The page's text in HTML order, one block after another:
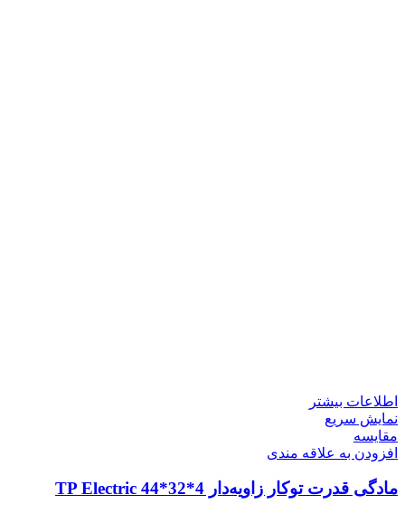
اطلاعات بیشتر
نمایش سریع
مقايسه
افزودن به علاقه مندی
مادگی قدرت توکار زاویه‌دار 4*32*44 TP Electric